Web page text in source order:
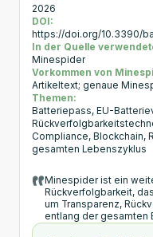
2026
DOI:
https://doi.org/10.3390/
In der Quelle
Minespider
Vorkommen von
Artikeltext; genaue
Themen:
Batteriepass, EU-
Compliance, Blockchain,
gesamten Lebenszyklus
Minespider ist ein
Rückverfolgbarkeit,
um Transparenz,
entlang der gesamten